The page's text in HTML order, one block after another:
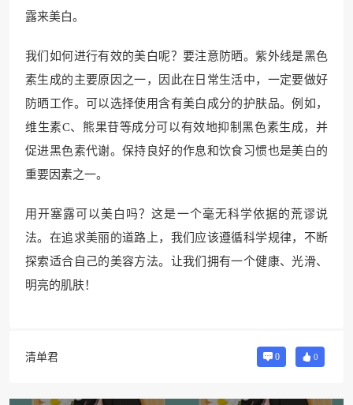
露来美白。
我们如何进行有效的美白呢？要注意防晒。紫外线是黑色
素生成的主要原因之一，因此在日常生活中，一定要做好
防晒工作。可以选择使用含有美白成分的护肤品。例如，
维生素C、熊果苷等成分可以有效地抑制黑色素生成，并
促进黑色素代谢。保持良好的作息和饮食习惯也是美白的
重要因素之一。
用开塞露可以美白吗？这是一个毫无科学依据的荒谬说
法。在追求美丽的道路上，我们应该遵循科学规律，不断
探索适合自己的美容方法。让我们拥有一个健康、光滑、
明亮的肌肤！
清单君 0 0